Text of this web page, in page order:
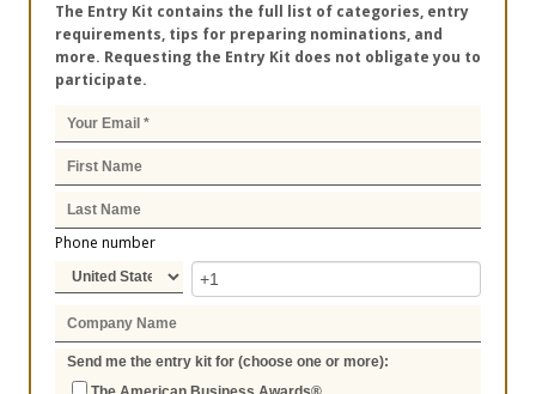
The Entry Kit contains the full list of categories, entry
requirements, tips for preparing nominations, and
more. Requesting the Entry Kit does not obligate you to
participate.
Phone number
Send me the entry kit for (choose one or more):